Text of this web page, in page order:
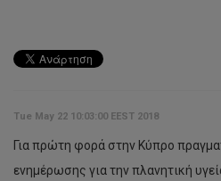
Tue May 22 10:03:00 EEST 2018
Για πρώτη φορά στην Κύπρο
ενημέρωσης για την πλανητική